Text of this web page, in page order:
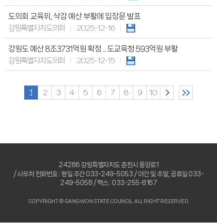
도의회 교육위, 삭감 예산 부활에 입장문 발표
강원특별자치도의회
2025-12-16
강원도 예산 8조3731억원 확정 ... 도교육청 593억원 부활
강원특별자치도의회
2025-12-15
1 2 3 4 5 6 7 8 9 10
24266 강원특별자치도 춘천시 중앙로1
/ 사무처 전화번호 : 평일 주간 033-249-5053 / 야간 및 주말, 공휴일 033-
249-5058 / 팩스 : 033-255-8167
COPYRIGHT © GANGWON STATE COUNCIL. ALL RIGHT RESERVED.